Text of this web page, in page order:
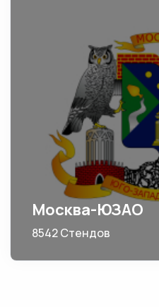
Москва-ЮЗАО
8542 Стендов